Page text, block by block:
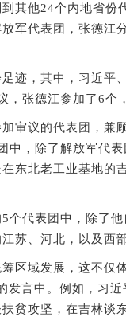
他24个内地省份
军代表团，张德江
，其中，习近平
，张德江参加了6个
议的代表团，兼
中，除了解放军代
东北老工业基地的
代表团中，除了他
苏、河北，以及西
域发展，这不仅
发言中。例如，习
贫攻坚，在吉林谈